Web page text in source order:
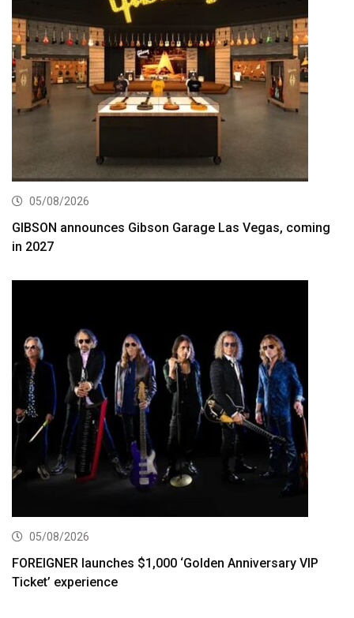
05/08/2026
GIBSON announces Gibson Garage Las Vegas, coming
in 2027
05/08/2026
FOREIGNER launches $1,000 ‘Golden Anniversary VIP
Ticket’ experience